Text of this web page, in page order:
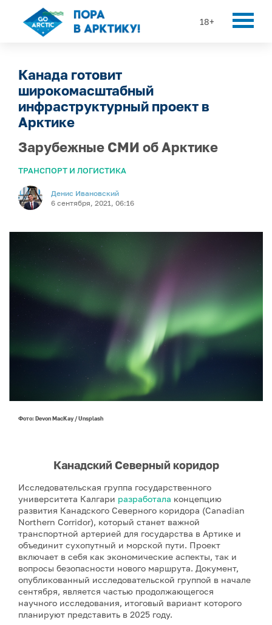
18+
Канада готовит
широкомасштабный
инфраструктурный проект в
Арктике
Зарубежные СМИ об Арктике
ТРАНСПОРТ И ЛОГИСТИКА
Денис Ивановский
6 сентября, 2021, 06:16
Фото: Devon MacKay / Unsplash
Канадский Северный коридор
Исследовательская группа государственного
университета Калгари разработала концепцию
развития Канадского Северного коридора (Canadian
Northern Corridor), который станет важной
транспортной артерией для государства в Артике и
объединит сухопутный и морской пути. Проект
включает в себя как экономические аспекты, так и
вопросы безопасности нового маршрута. Документ,
опубликованный исследовательской группой в начале
сентября, является частью продолжающегося
научного исследования, итоговый вариант которого
планируют представить в 2025 году.